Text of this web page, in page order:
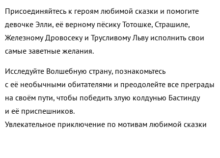
Присоединяйтесь к героям любимой сказки и помогите
девочке Элли, её верному пёсику Тотошке, Страшиле,
Железному Дровосеку и Трусливому Льву исполнить свои
самые заветные желания.
Исследуйте Волшебную страну, познакомьтесь
с её необычными обитателями и преодолейте все преграды
на своём пути, чтобы победить злую колдунью Бастинду
и её приспешников.
Увлекательное приключение по мотивам любимой сказки